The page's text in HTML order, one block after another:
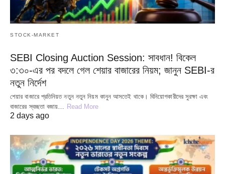
STOCK-MARKET
SEBI Closing Auction Session: সাবধান! বিকেল
৩:৩০-এর পর বদলে গেল শেয়ার বাজারের নিয়ম; জানুন SEBI-র
নতুন নির্দেশ
শেয়ার বাজারে প্রতিনিয়ত নতুন নতুন নিয়ম কানুন আসতেই থাকে। বিনিয়োগকারীদের সুরক্ষা এবং
বাজারের স্বচ্ছতা বজায়… Read More
2 days ago